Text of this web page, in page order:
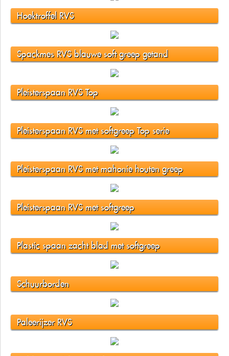
Hoektroffel RVS
Spackmes RVS blauwe soft greep getand
Pleisterspaan RVS Top
Pleisterspaan RVS met softgreep Top serie
Pleisterspaan RVS met mahonie houten greep
Pleisterspaan RVS met softgreep
Plastic spaan zacht blad met softgreep
Schuurborden
Paleerijzer RVS